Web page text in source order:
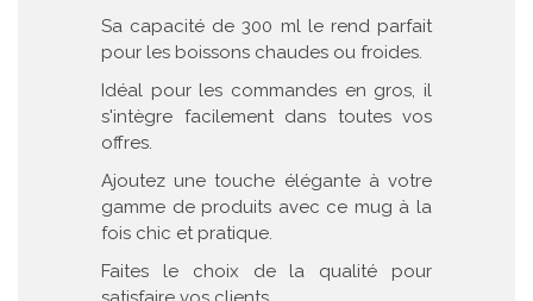
Sa capacité de 300 ml le rend parfait
pour les boissons chaudes ou froides.
Idéal pour les commandes en gros, il
s'intègre facilement dans toutes vos
offres.
Ajoutez une touche élégante à votre
gamme de produits avec ce mug à la
fois chic et pratique.
Faites le choix de la qualité pour